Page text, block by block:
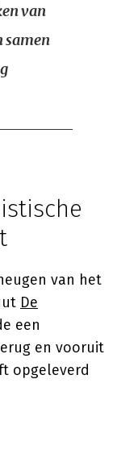
van
samen
van het
De
een
en vooruit
opgeleverd